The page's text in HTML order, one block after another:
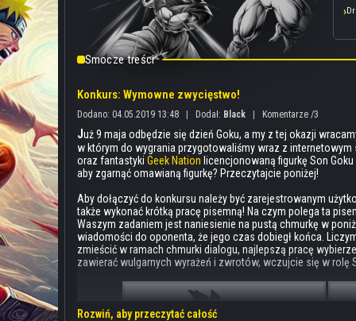
Smocze treści
Konkurs: Wymowne zwycięstwo!
Dodano: 04.05.2019 13:48 | Dodał: Black | Komentarze /3
Już 9 maja odbędzie się dzień Goku, a my z tej okazji
w którym do wygrania przygotowaliśmy wraz z
oraz fantastyki Geek Nation licencjonowaną figurkę Son
aby zgarnąć omawianą figurkę? Przeczytajcie poniżej!
Aby dołączyć do konkursu należy być zarejestrowanym
także wykonać krótką pracę pisemną! Na czym polega ta
Waszym zadaniem jest naniesienie na pustą chmurkę w
wiadomości do oponenta, że jego czas dobiegł końca.
zmieścić w ramach chmurki dialogu, najlepszą pracę
zawierać wulgarnych wyrażeń i zwrotów, wczujcie się w rolę
Rozwiń, aby przeczytać całość